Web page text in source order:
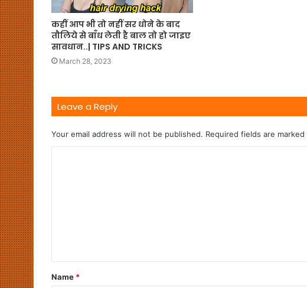
कहीं आप भी तो नहीं सर धोने के बाद
तौलिये से बाँध लेती है बाल तो हो जाइए
सावधान..| TIPS AND TRICKS
March 28, 2023
Leave a Reply
Your email address will not be published. Required fields are marked
Name *